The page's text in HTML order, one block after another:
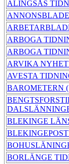
ALINGSÅS
ARBOGA
ARBOGA
ARVIKA
AVESTA
BAROMETERN
BLEKINGE
BORLÄNGE